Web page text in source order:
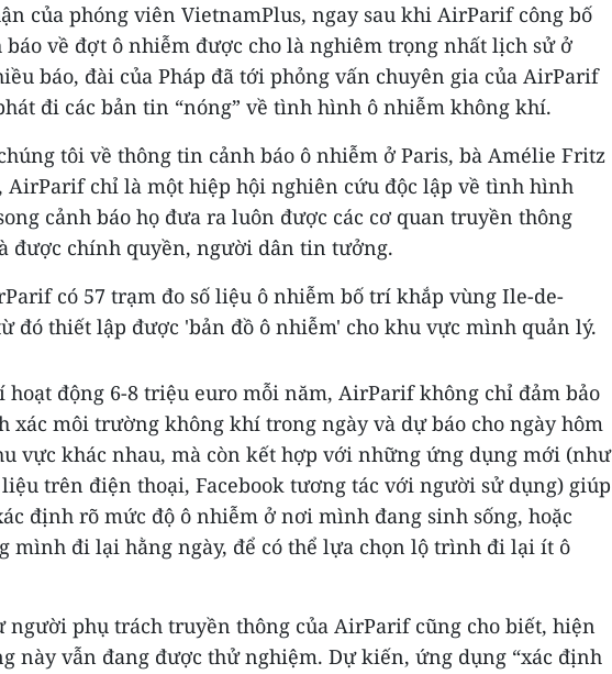
của phóng viên VietnamPlus, ngay sau khi AirParif công bố
báo về đợt ô nhiễm được cho là nghiêm trọng nhất lịch sử ở
báo, đài của Pháp đã tới phỏng vấn chuyên gia của AirParif
đi các bản tin “nóng” về tình hình ô nhiễm không khí.
tôi về thông tin cảnh báo ô nhiễm ở Paris, bà Amélie Fritz
AirParif chỉ là một hiệp hội nghiên cứu độc lập về tình hình
cảnh báo họ đưa ra luôn được các cơ quan truyền thông
được chính quyền, người dân tin tưởng.
có 57 trạm đo số liệu ô nhiễm bố trí khắp vùng Ile-de-
đó thiết lập được 'bản đồ ô nhiễm' cho khu vực mình quản lý.
động 6-8 triệu euro mỗi năm, AirParif không chỉ đảm bảo
xác môi trường không khí trong ngày và dự báo cho ngày hôm
vực khác nhau, mà còn kết hợp với những ứng dụng mới (như
trên điện thoại, Facebook tương tác với người sử dụng) giúp
định rõ mức độ ô nhiễm ở nơi mình đang sinh sống, hoặc
mình đi lại hằng ngày, để có thể lựa chọn lộ trình đi lại ít ô
người phụ trách truyền thông của AirParif cũng cho biết, hiện
này vẫn đang được thử nghiệm. Dự kiến, ứng dụng “xác định